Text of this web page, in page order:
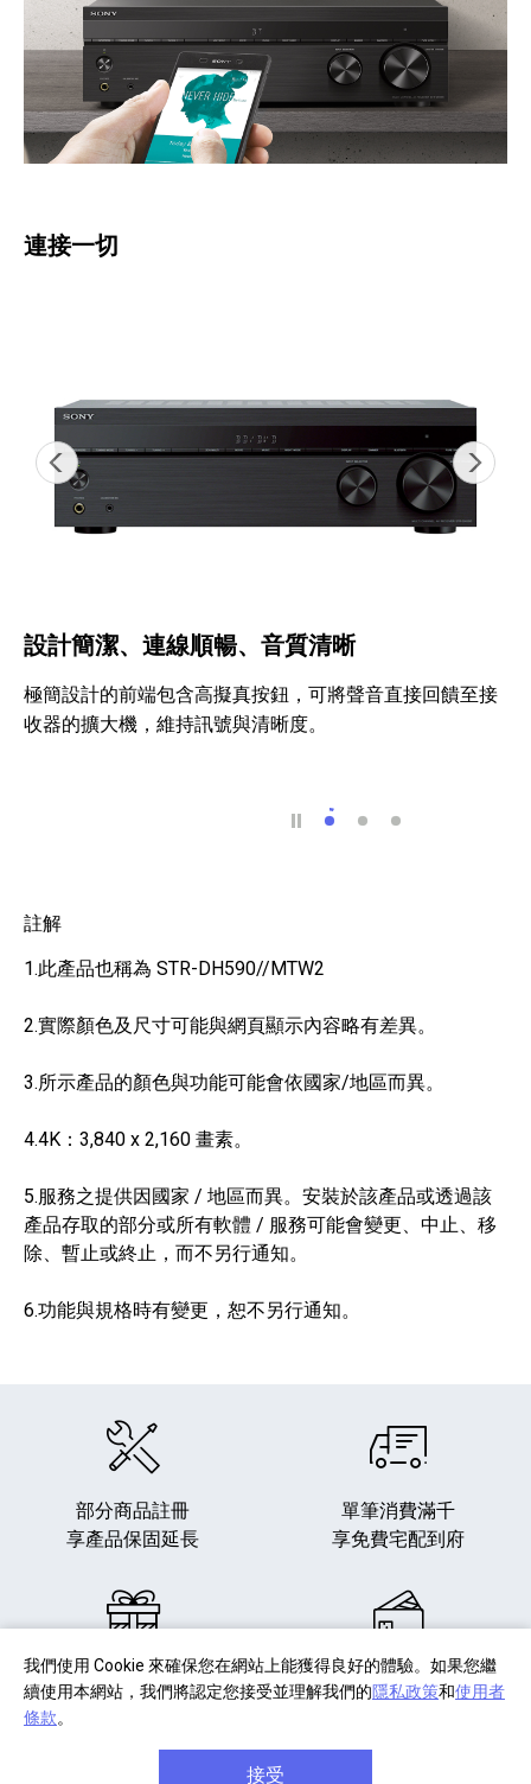
我們使用 Cookie 來確保您在網站上能獲得良好的體驗。如果您繼
續使用本網站，我們將認定您接受並理解我們的隱私政策和使用者
條款。
接受
連接一切
設計簡潔、連線順暢、
一網打盡所有娛樂
為您的家庭娛
設計簡潔、連線順暢、音質清晰
極簡設計的前端包含高擬真按鈕，可將聲音直接回饋至接
收器的擴大機，維持訊號與清晰度。
註解
1.此產品也稱為 STR-DH590//MTW2
2.實際顏色及尺寸可能與網頁顯示內容略有差異。
3.所示產品的顏色與功能可能會依國家/地區而異。
4.4K：3,840 x 2,160 畫素。
5.服務之提供因國家 / 地區而異。安裝於該產品或透過該
產品存取的部分或所有軟體 / 服務可能會變更、中止、移
除、暫止或終止，而不另行通知。
6.功能與規格時有變更，恕不另行通知。
部分商品註冊
享產品保固延長
單筆消費滿千
享免費宅配到府
商品享七天免費鑑賞期
(安裝商品/軟體除外)
單筆滿八千元享信用卡分